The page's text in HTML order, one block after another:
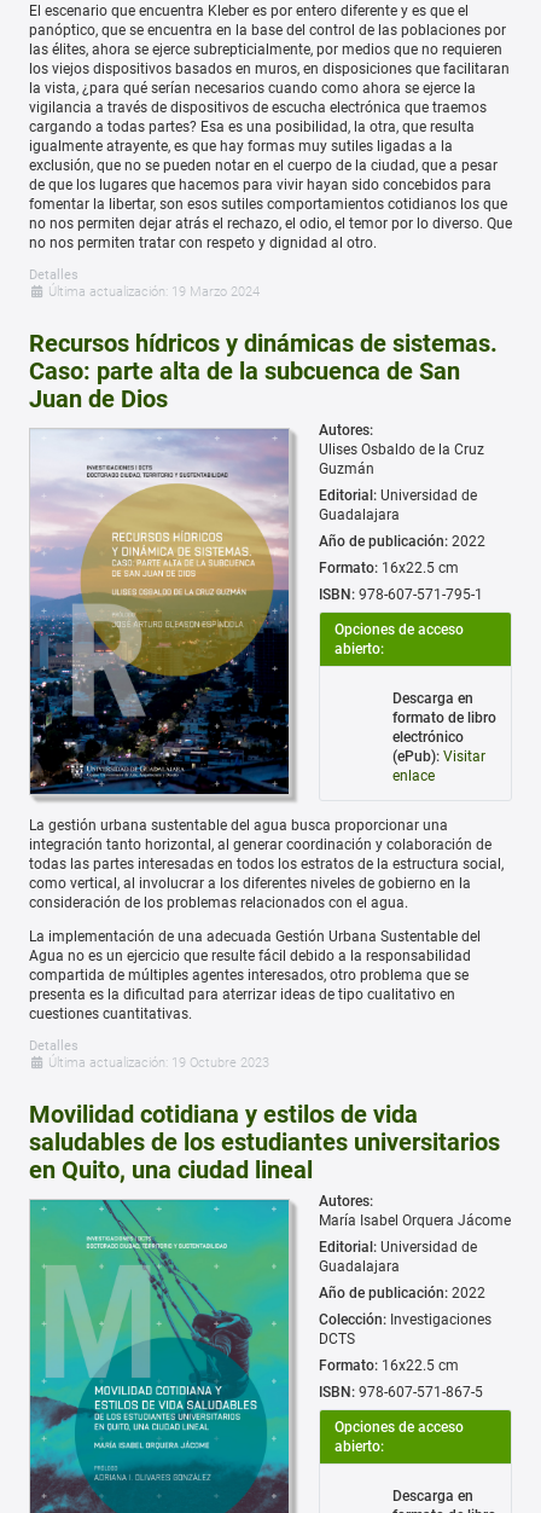
El escenario que encuentra Kleber es por entero diferente y es que el
panóptico, que se encuentra en la base del control de las poblaciones por
las élites, ahora se ejerce subrepticialmente, por medios que no requieren
los viejos dispositivos basados en muros, en disposiciones que facilitaran
la vista, ¿para qué serían necesarios cuando como ahora se ejerce la
vigilancia a través de dispositivos de escucha electrónica que traemos
cargando a todas partes? Esa es una posibilidad, la otra, que resulta
igualmente atrayente, es que hay formas muy sutiles ligadas a la
exclusión, que no se pueden notar en el cuerpo de la ciudad, que a pesar
de que los lugares que hacemos para vivir hayan sido concebidos para
fomentar la libertar, son esos sutiles comportamientos cotidianos los que
no nos permiten dejar atrás el rechazo, el odio, el temor por lo diverso. Que
no nos permiten tratar con respeto y dignidad al otro.
Detalles
Última actualización: 19 Marzo 2024
Recursos hídricos y dinámicas de sistemas.
Caso: parte alta de la subcuenca de San
Juan de Dios
Autores:
Ulises Osbaldo de la Cruz
Guzmán
Editorial: Universidad de
Guadalajara
Año de publicación: 2022
Formato: 16x22.5 cm
ISBN: 978-607-571-795-1
Opciones de acceso
abierto:
Descarga en
formato de libro
electrónico
(ePub): Visitar
enlace
La gestión urbana sustentable del agua busca proporcionar una
integración tanto horizontal, al generar coordinación y colaboración de
todas las partes interesadas en todos los estratos de la estructura social,
como vertical, al involucrar a los diferentes niveles de gobierno en la
consideración de los problemas relacionados con el agua.
La implementación de una adecuada Gestión Urbana Sustentable del
Agua no es un ejercicio que resulte fácil debido a la responsabilidad
compartida de múltiples agentes interesados, otro problema que se
presenta es la dificultad para aterrizar ideas de tipo cualitativo en
cuestiones cuantitativas.
Detalles
Última actualización: 19 Octubre 2023
Movilidad cotidiana y estilos de vida
saludables de los estudiantes universitarios
en Quito, una ciudad lineal
Autores:
María Isabel Orquera Jácome
Editorial: Universidad de
Guadalajara
Año de publicación: 2022
Colección: Investigaciones
DCTS
Formato: 16x22.5 cm
ISBN: 978-607-571-867-5
Opciones de acceso
abierto:
Descarga en